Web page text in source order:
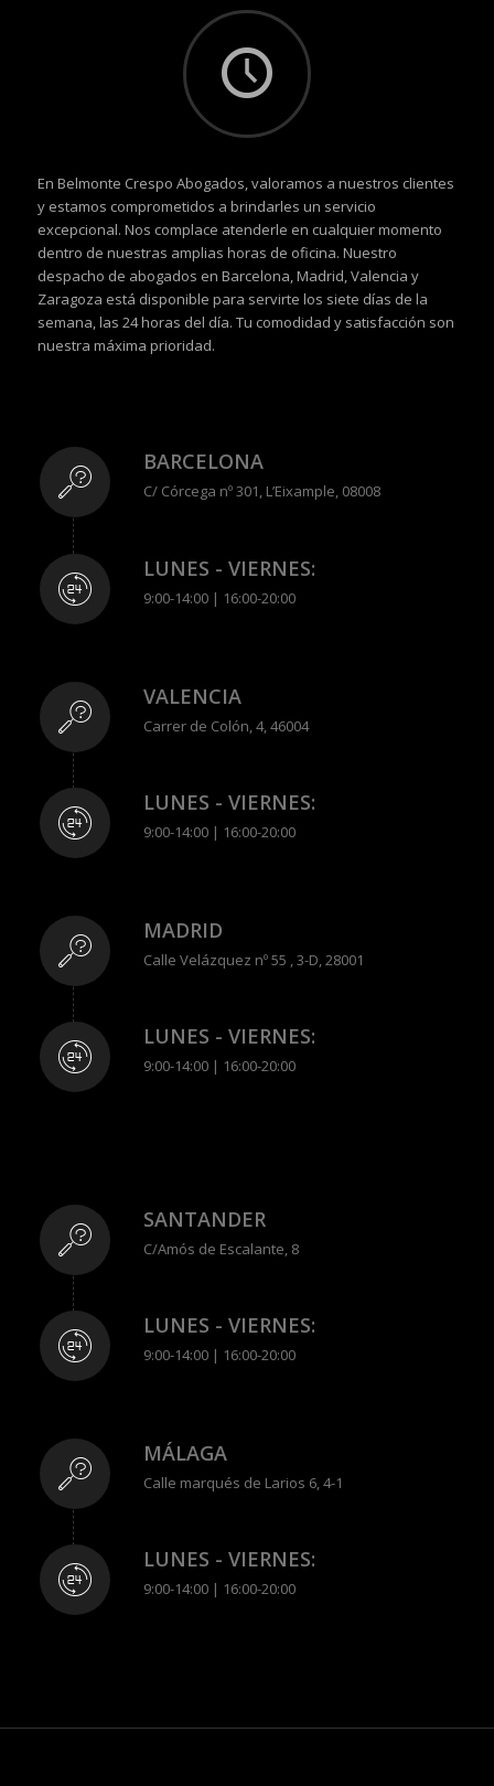
En Belmonte Crespo Abogados, valoramos a nuestros clientes
y estamos comprometidos a brindarles un servicio
excepcional. Nos complace atenderle en cualquier momento
dentro de nuestras amplias horas de oficina. Nuestro
despacho de abogados en Barcelona, Madrid, Valencia y
Zaragoza está disponible para servirte los siete días de la
semana, las 24 horas del día. Tu comodidad y satisfacción son
nuestra máxima prioridad.
BARCELONA
C/ Córcega nº 301, L’Eixample, 08008
LUNES - VIERNES:
9:00-14:00 | 16:00-20:00
VALENCIA
Carrer de Colón, 4, 46004
LUNES - VIERNES:
9:00-14:00 | 16:00-20:00
MADRID
Calle Velázquez nº 55 , 3-D, 28001
LUNES - VIERNES:
9:00-14:00 | 16:00-20:00
SANTANDER
C/Amós de Escalante, 8
LUNES - VIERNES:
9:00-14:00 | 16:00-20:00
MÁLAGA
Calle marqués de Larios 6, 4-1
LUNES - VIERNES:
9:00-14:00 | 16:00-20:00